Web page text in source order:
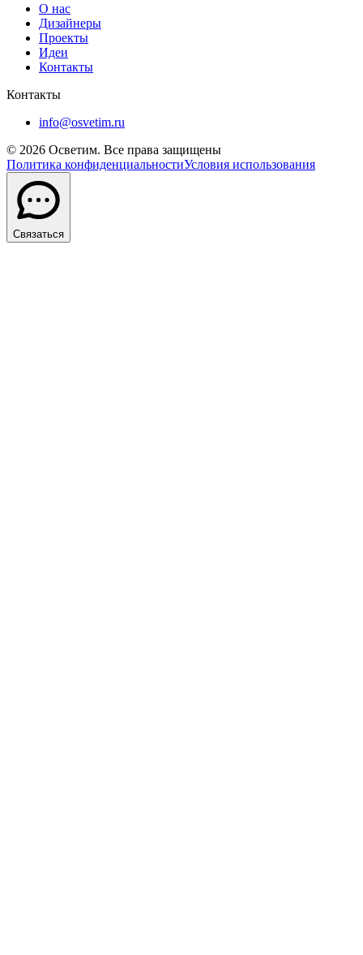
О нас
Дизайнеры
Проекты
Идеи
Контакты
Контакты
info@osvetim.ru
© 2026 Осветим. Все права защищены
Политика конфиденциальностиУсловия использования
Связаться